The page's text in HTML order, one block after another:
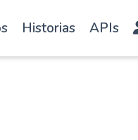
Historias APIs